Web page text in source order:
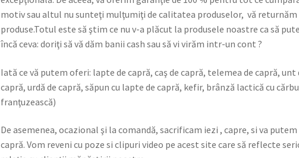
motiv sau altul nu sunteţi mulţumiţi de calitatea produselor, vă
produse.Totul este să ştim ce nu v-a plăcut la produsele noastre ca să
încă ceva: doriţi să vă dăm banii cash sau să vi virăm intr-un cont ?
Iată ce vă putem oferi: lapte de capră, caş de capră, telemea de capră,
capră, urdă de capră, săpun cu lapte de capră, kefir, brânză lactică cu
franţuzească)
De asemenea, ocazional şi la comandă, sacrificam iezi , capre, si va
capră. Vom reveni cu poze si clipuri video pe acest site care să reflecte